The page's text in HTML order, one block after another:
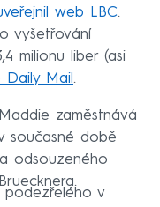
web LBC.
vyšetřování
milionu liber (asi
Daily Mail.
zaměstnává
současné době
odsouzeného
podezřelého v